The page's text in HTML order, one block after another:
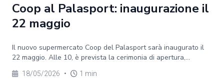
Coop al Palasport: inaugurazione il
22 maggio
Il nuovo supermercato Coop del Palasport sarà inaugurato il
22 maggio. Alle 10, è prevista la cerimonia di apertura,...
18/05/2026 • 1 min